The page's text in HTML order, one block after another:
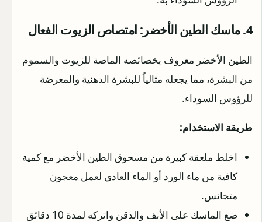
4. ماسك الطين الأخضر: امتصاص الزيوت الفعال
الطين الأخضر معروف بخصائصه الماصة للزيوت والسموم
من البشرة، مما يجعله مثالياً للبشرة الدهنية والمعرضة
للرؤوس السوداء.
طريقة الاستخدام:
اخلط ملعقة كبيرة من مسحوق الطين الأخضر مع كمية
كافية من ماء الورد أو الماء العادي لعمل معجون
متجانس.
ضع الماسك على الأنف والذقن واتركه لمدة 10 دقائق